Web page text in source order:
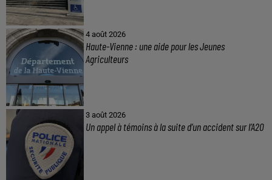
4 août 2026
Haute-Vienne : une aide pour les Jeunes
Agriculteurs
3 août 2026
Un appel à témoins à la suite d’un accident sur l’A20